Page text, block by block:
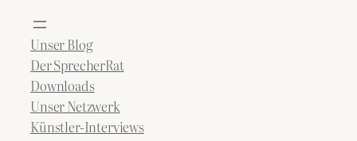
Unser Blog
Der SprecherRat
Downloads
Unser Netzwerk
Künstler-Interviews